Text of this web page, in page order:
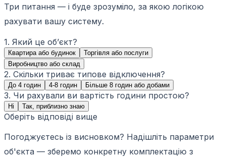
Три питання — і буде зрозуміло, за якою логікою
рахувати вашу систему.
1. Який це обʼєкт?
Квартира або будинок
Торгівля або послуги
Виробництво або склад
2. Скільки триває типове відключення?
До 4 годин 4-8 годин Більше 8 годин або добами
3. Чи рахували ви вартість години простою?
Ні Так, приблизно знаю
Оберіть відповіді вище
Погоджуєтесь із висновком? Надішліть параметри
об'єкта — зберемо конкретну комплектацію з